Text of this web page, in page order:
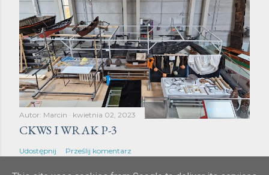
Autor: Marcin kwietnia 02, 2023
CKWS I WRAK P-3
Udostępnij Prześlij komentarz